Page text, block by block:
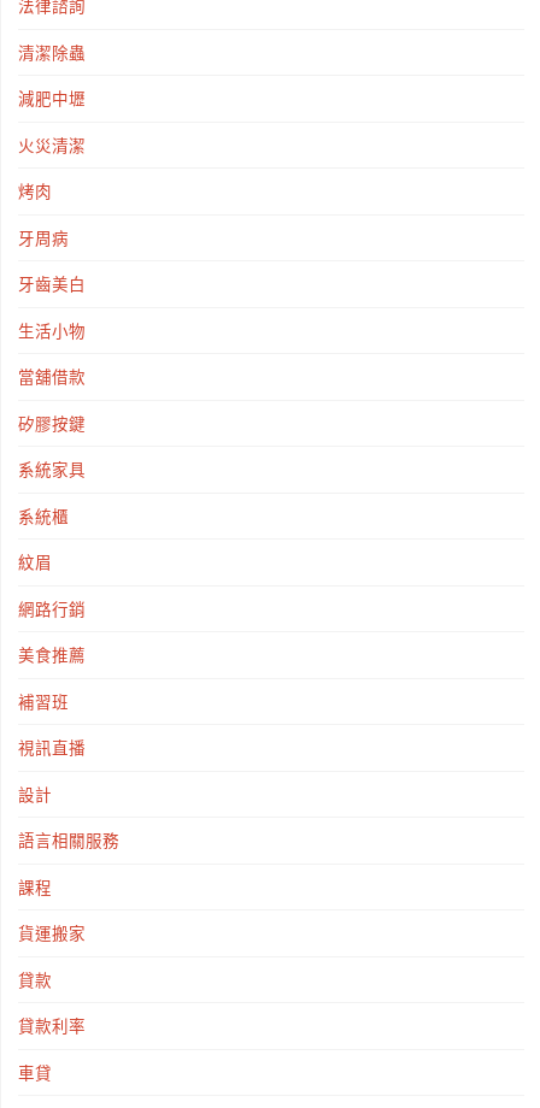
法律諮詢
清潔除蟲
減肥中壢
火災清潔
烤肉
牙周病
牙齒美白
生活小物
當舖借款
矽膠按鍵
系統家具
系統櫃
紋眉
網路行銷
美食推薦
補習班
視訊直播
設計
語言相關服務
課程
貨運搬家
貸款
貸款利率
車貸